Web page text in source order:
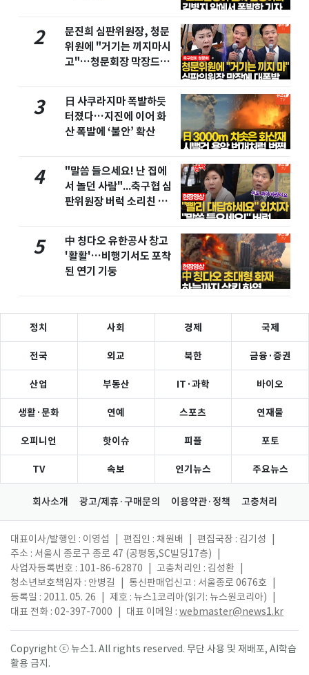
2
문진희 심판위원장, 청문
위원에 "거기는 끼지마시
고"…청문회장 막장드라
3
日 사쿠라지마 폭발하듯
터졌다…지진에 이어 화
산 폭발에 ‘불안’ 확산
4
"말씀 들으세요! 난 집에
서 놀던 사람"...축구협 심
판위원장 버럭 소리친 이
5
中 칭다오 유한공사 창고
'활활'…비행기서도 포착
된 연기 기둥
정치 사회 경제 국제
전국 외교 북한 금융·증권
산업 부동산 IT·과학 바이오
생활·문화 연예 스포츠 연재물
오피니언 핫이슈 피플 포토
TV 속보 인기뉴스 주요뉴스
회사소개 광고/제휴·구매문의 이용약관·정책 고충처리
대표이사/발행인 : 이영섭 편집인 : 채원배 편집국장 : 김기성
주소 : 서울시 종로구 종로 47 (공평동,SC빌딩17층)
사업자등록번호 : 101-86-62870
고충처리인 : 김성환
청소년보호책임자 : 안병길
통신판매업신고 : 서울종로 0676호
등록일 : 2011. 05. 26
제호 : 뉴스1코리아(읽기: 뉴스원코리아)
대표 전화 : 02-397-7000
대표 이메일 : webmaster@news1.kr
Copyright ⓒ 뉴스1. All rights reserved. 무단 사용 및 재배포, AI학습
활용 금지.